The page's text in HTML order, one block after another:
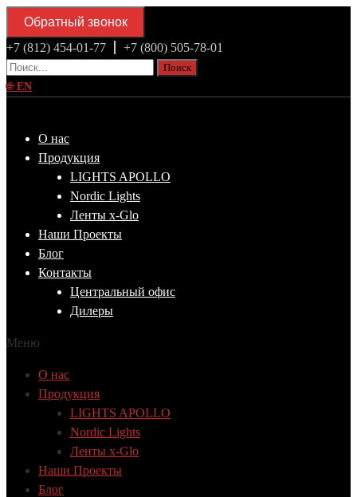
Обратный звонок
+7 (812) 454-01-77
+7 (800) 505-78-01
Поиск
🌐 EN
О нас
Продукция
LIGHTS APOLLO
Nordic Lights
Ленты x-Glo
Наши Проекты
Блог
Контакты
Центральный офис
Дилеры
Меню
О нас
Продукция
LIGHTS APOLLO
Nordic Lights
Ленты x-Glo
Наши Проекты
Блог